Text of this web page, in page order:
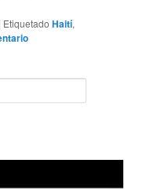
Etiquetado Haití,